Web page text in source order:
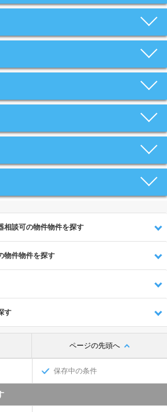
相談可の物件物件を探す
物件物件を探す
す
ページの先頭へ
保存中の条件